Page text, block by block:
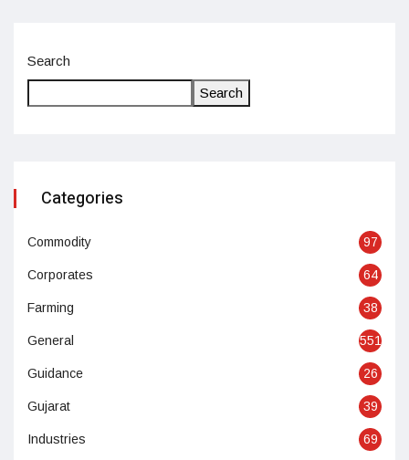
Search
Search
Categories
Commodity 97
Corporates 64
Farming 38
General 551
Guidance 26
Gujarat 39
Industries 69